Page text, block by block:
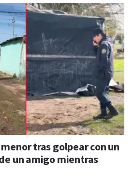
tras golpear con un
un amigo mientras